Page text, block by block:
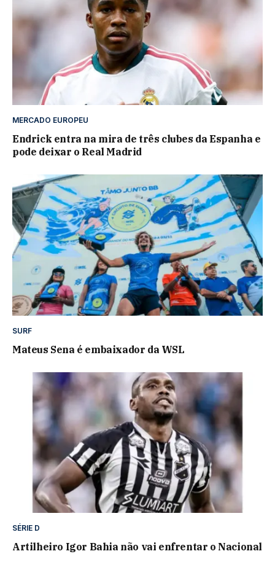
MERCADO EUROPEU
Endrick entra na mira de três clubes da Espanha e
pode deixar o Real Madrid
SURF
Mateus Sena é embaixador da WSL
SÉRIE D
Artilheiro Igor Bahia não vai enfrentar o Nacional